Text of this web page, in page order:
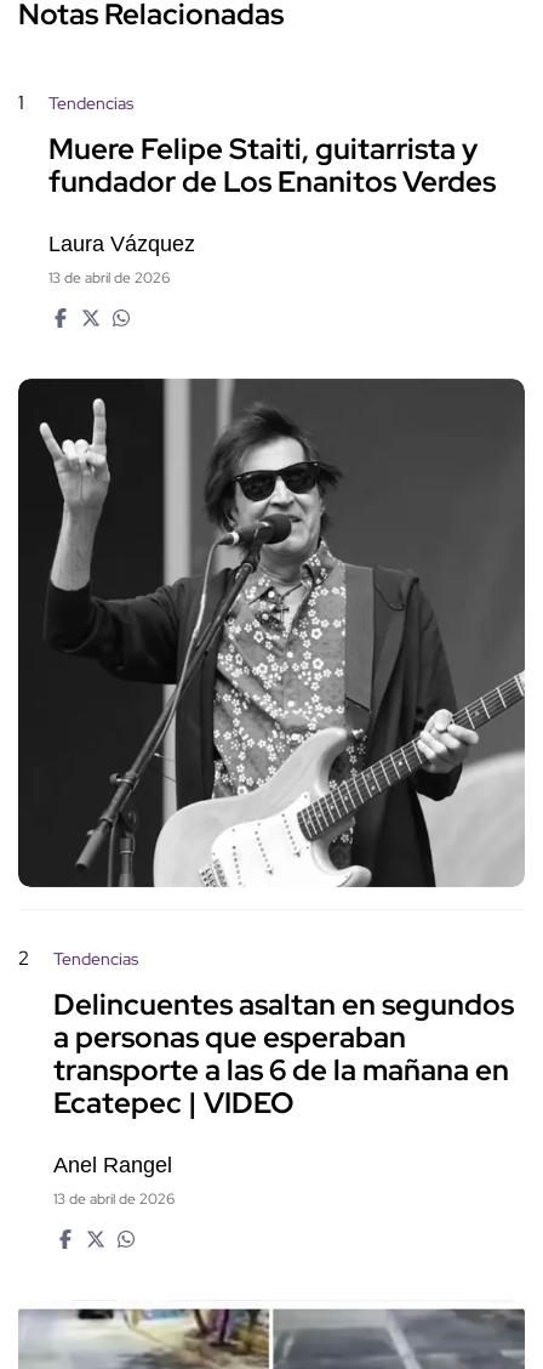
Notas Relacionadas
1 Tendencias
Muere Felipe Staiti, guitarrista y
fundador de Los Enanitos Verdes
Laura Vázquez
13 de abril de 2026
2 Tendencias
Delincuentes asaltan en segundos
a personas que esperaban
transporte a las 6 de la mañana en
Ecatepec | VIDEO
Anel Rangel
13 de abril de 2026